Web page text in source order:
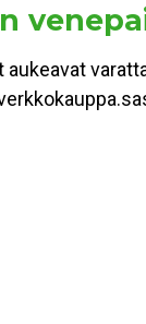
aukeavat